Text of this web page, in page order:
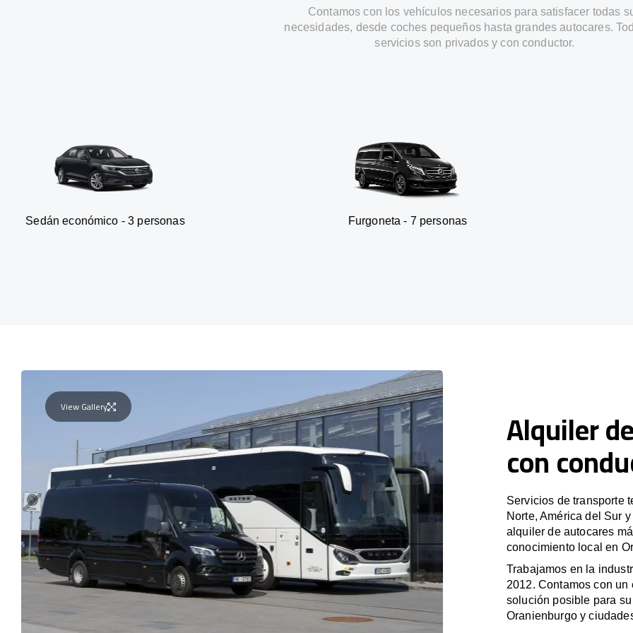
Contamos con los vehículos necesarios para satisfacer todas
necesidades, desde coches pequeños hasta grandes autocares.
servicios son privados y con conductor.
- 3 personas Furgoneta - 7 personas SUV -
View Gallery Alquiler
con
Servicios de transporte
Norte, América del Sur
alquiler de autocares
conocimiento local en
Trabajamos en la
2012. Contamos con
solución posible para
Oranienburgo y